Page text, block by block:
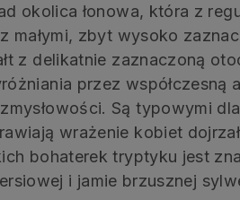
okolica łonowa, która z
małymi, zbyt wysoko
z delikatnie zaznaczoną
przez współczesną
Są typowymi
wrażenie kobiet
bohaterek tryptyku jest
i jamie brzusznej